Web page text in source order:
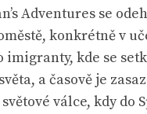
Adventures se
konkrétně v
imigranty, kde se
a časově je
válce, kdy do